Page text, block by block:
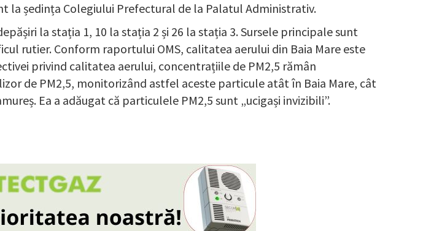
la ședința Colegiului Prefectural de la Palatul Administrativ.
la stația 1, 10 la stația 2 și 26 la stația 3. Sursele principale sunt
rutier. Conform raportului OMS, calitatea aerului din Baia Mare este
privind calitatea aerului, concentrațiile de PM2,5 rămân
de PM2,5, monitorizând astfel aceste particule atât în Baia Mare, cât
Ea a adăugat că particulele PM2,5 sunt „ucigași invizibili”.